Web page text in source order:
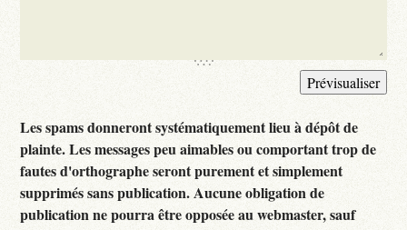
Les spams donneront systématiquement lieu à dépôt de
plainte. Les messages peu aimables ou comportant trop de
fautes d'orthographe seront purement et simplement
supprimés sans publication. Aucune obligation de
publication ne pourra être opposée au webmaster, sauf